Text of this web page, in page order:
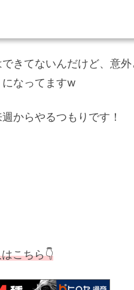
きてないんだけど、意
なってますw
からやるつもりです！
こちら👇